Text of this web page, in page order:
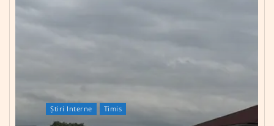
Știri Interne Timis